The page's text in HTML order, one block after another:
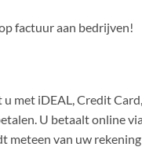
factuur aan bedrijven!
met iDEAL, Credit
U betaalt online
meteen van uw rekening